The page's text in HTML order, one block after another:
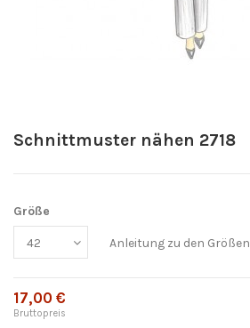
Schnittmuster nähen 2718
Größe
Anleitung zu den Größen
17,00 €
Bruttopreis